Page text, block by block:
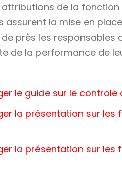
de la fonction
assurent la mise en
près les responsables
de la performance de
le guide sur le
la présentation sur
la présentation sur